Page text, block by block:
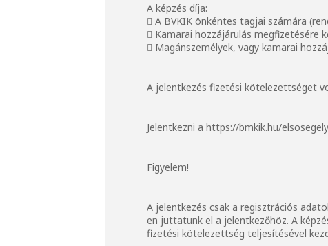
A képzés díja:
 A BVKIK önkéntes tagjai számára
 Kamarai hozzájárulás megfizetésére
 Magánszemélyek, vagy kamarai
A jelentkezés fizetési kötelezettséget
Jelentkezni a https://bmkik.hu/
Figyelem!
A jelentkezés csak a regisztrációs
en juttatunk el a jelentkezőhöz. A
fizetési kötelezettség teljesítésével